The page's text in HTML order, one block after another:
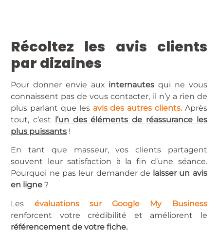
Récoltez les avis clients
par dizaines
Pour donner envie aux internautes qui ne vous
connaissent pas de vous contacter, il n’y a rien de
plus parlant que lesavis des autres clients.Après
tout, c’est l’un des éléments de réassurance les
plus puissants !
En tant que masseur, vos clients partagent
souvent leur satisfaction à la fin d’une séance.
Pourquoi ne pas leur demander de laisser un avis
en ligne?
Les évaluations sur Google My Business
renforcent votre crédibilité et améliorent le
référencement de votre fiche.